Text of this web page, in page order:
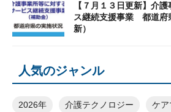
【７月１３日更新】介
ス継続支援事業 都道府
新）
人気のジャンル
2026年 介護テクノロジー ケア